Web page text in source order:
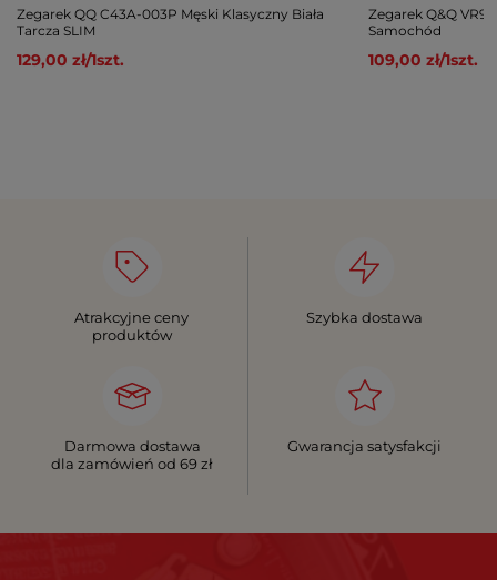
Zegarek QQ C43A-003P Męski Klasyczny Biała
Tarcza SLIM
129,00 zł/1szt.
Zegarek Q&Q
Samochód
109,00 zł/1szt.
Atrakcyjne ceny
produktów
Szybka dostawa
Darmowa dostawa
dla zamówień od 69 zł
Gwarancja satysfakcji